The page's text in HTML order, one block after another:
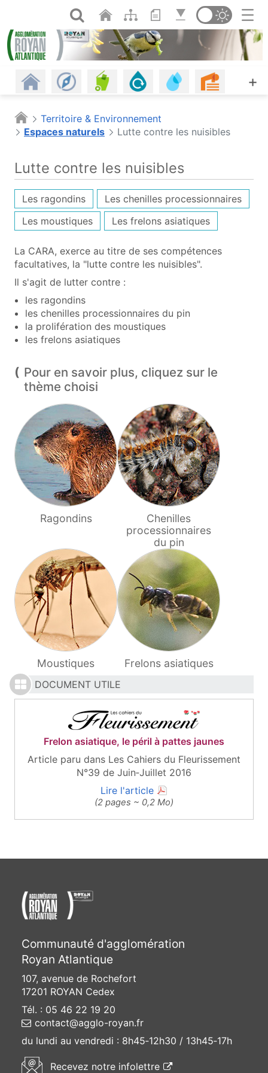
Saut au contenu principalOuvrir la rechercheChanger de
Revenir à l'accueil
Les communesGestion des déchets
AssainissementEau potable, eau
Offres d'emploi
ÉconomieAgriculture et alimentation
Espaces naturels
Culture Agenda
Les infosPortail cartographique
+
Territoire & Environnement
Espaces naturels
Lutte contre les nuisibles
Lutte contre les nuisibles
Les ragondins
Les chenilles processionnaires
Les moustiques
Les frelons asiatiques
La CARA, exerce au titre de ses compétences
facultatives, la "lutte contre les nuisibles".
Il s'agit de lutter contre :
les ragondins
les chenilles processionnaires du pin
la prolifération des moustiques
les frelons asiatiques
Pour en savoir plus, cliquez sur le
thème choisi
Ragondins
Chenilles
processionnaires
du pin
Moustiques Frelons asiatiques
DOCUMENT UTILE
Frelon asiatique, le péril à pattes jaunes
Article paru dans Les Cahiers du Fleurissement
N°39 de Juin‑Juillet 2016
Lire l'article(document PDF, ouvre
(2 pages ~ 0,2 Mo)
Communauté d'agglomération
Royan Atlantique
107, avenue de Rochefort
17201 ROYAN Cedex
Tél. : 05 46 22 19 20
contact@agglo-royan.fr
du lundi au vendredi : 8h45‑12h30 / 13h45‑17h
Recevez notre infolettre (ouvre une nouvelle
Panneau de gestion des cookies